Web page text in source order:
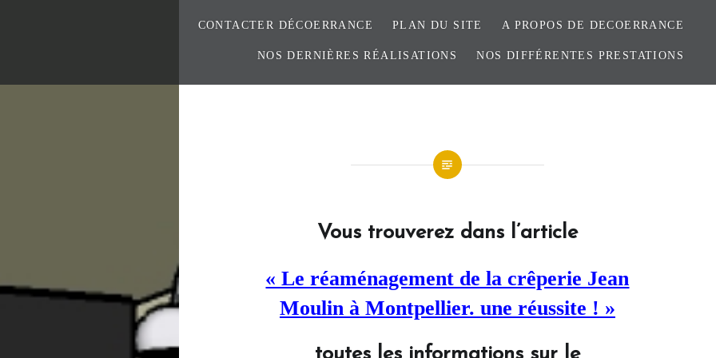
CONTACTER DÉCOERRANCE PLAN DU SITE A PROPOS DE DECOERRANCE
NOS DERNIÈRES RÉALISATIONS NOS DIFFÉRENTES PRESTATIONS
Vous trouverez dans l’article
« Le réaménagement de la crêperie Jean
Moulin à Montpellier. une réussite ! »